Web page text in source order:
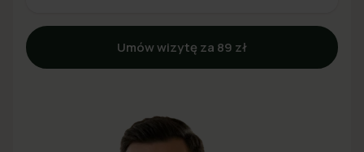
Umów wizytę za 89 zł